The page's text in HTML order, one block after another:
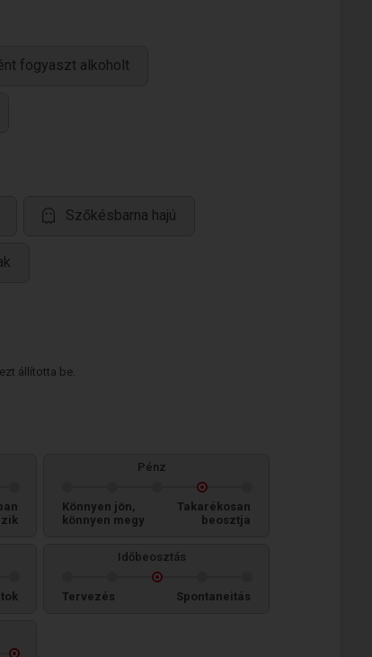
fogyaszt alkoholt
Szőkésbarna hajú
állította be.
Pénz
Könnyen jön,
könnyen megy
Takarékosan
beosztja
Időbeosztás
Tervezés Spontaneitás